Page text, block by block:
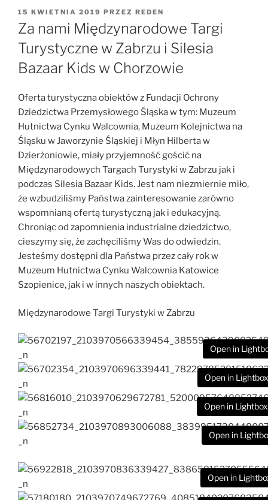
OPUBLIKOWANE
W
15 KWIETNIA 2019 PRZEZ REDEN
Za nami Międzynarodowe Targi
Turystyczne w Zabrzu i Silesia
Bazaar Kids w Chorzowie
Oferta turystyczna obiektów z Fundacji Ochrony
Dziedzictwa Przemysłowego Śląska w tym: Muzeum
Hutnictwa Cynku Walcownia, Muzeum Kolejnictwa na
Śląsku w Jaworzynie Śląskiej i Młyn Hilberta w
Dzierżoniowie, miały przyjemność gościć na
Międzynarodowych Targach Turystyki w Zabrzu jak i
podczas Silesia Bazaar Kids. Jest nam niezmiernie miło,
że wzbudziliśmy Państwa zainteresowanie zarówno
wspomnianą ofertą turystyczną jak i edukacyjną.
Chroniąc od zapomnienia industrialne dziedzictwo,
cieszymy się, że zachęciliśmy Was do odwiedzin.
Jesteśmy dostępni dla Państwa przez cały rok w
Muzeum Hutnictwa Cynku Walcownia Katowice
Szopienice, jak i w innych naszych obiektach.
Międzynarodowe Targi Turystyki w Zabrzu
Open in
Open in Lightbox
Open in Lightbox
Open in
Open in